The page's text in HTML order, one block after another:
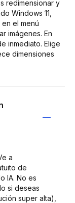
redimensionar y
Windows 11,
el menú
imágenes. En
inmediato. Elige
dimensiones
a
de
IA. No es
si deseas
super alta),